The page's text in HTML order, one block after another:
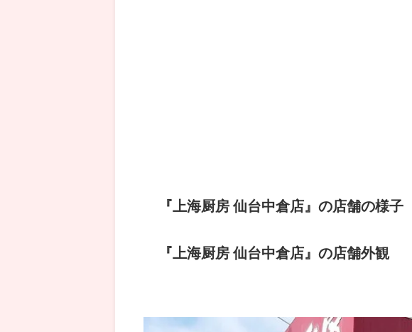
『上海厨房 仙台中倉店』の店舗の様子
『上海厨房 仙台中倉店』の店舗外観